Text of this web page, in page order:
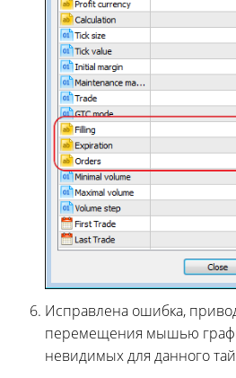
Исправлена ошибка,
перемещения мышью
невидимых для данного